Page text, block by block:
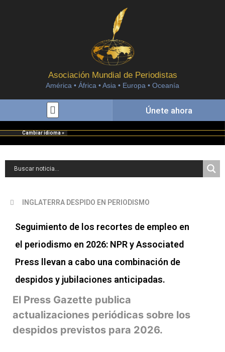
Asociación Mundial de Periodistas
América • África • Asia • Europa • Oceanía
Únete ahora
Cambiar idioma »
INGLATERRA DESPIDO EN PERIODISMO
Seguimiento de los recortes de empleo en
el periodismo en 2026: NPR y Associated
Press llevan a cabo una combinación de
despidos y jubilaciones anticipadas.
El Press Gazette publica
actualizaciones periódicas sobre los
despidos previstos para 2026.